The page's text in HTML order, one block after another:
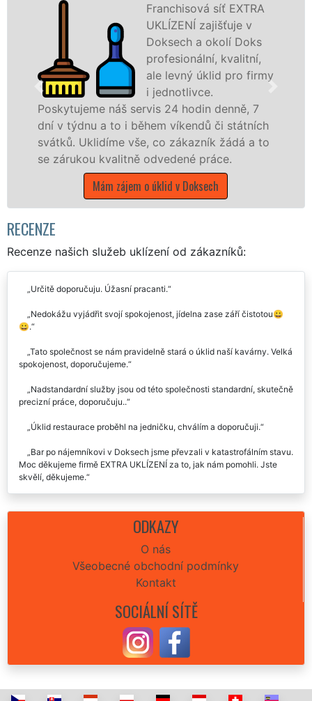
Franchisová síť EXTRA
UKLÍZENÍ zajišťuje v
Doksech a okolí Doks
profesionální, kvalitní,
ale levný úklid pro firmy
i jednotlivce.
servis 24 hodin denně, 7
i během víkendů či státních
vše, co zákazník žádá a to
odvedené práce.
zájem o úklid v Doksech
nabízíme pro
státní podniky,
Středočeském
RECENZE
Recenze našich služeb uklízení od zákazníků:
Určitě doporučuju. Úžasní pracanti.
Nedokážu vyjádřit svojí spokojenost, jídelna zase září čistotou😀
😀.
Tato společnost se nám pravidelně stará o úklid naší kavárny. Velká
spokojenost, doporučujeme.
Nadstandardní služby jsou od této společnosti standardní, skutečně
precizní práce, doporučuju..
Úklid restaurace proběhl na jedničku, chválím a doporučuji.
Bar po nájemníkovi v Doksech jsme převzali v katastrofálním stavu.
Moc děkujeme firmě EXTRA UKLÍZENÍ za to, jak nám pomohli. Jste
skvělí, děkujeme.
ODKAZY
O nás
Všeobecné obchodní podmínky
Kontakt
SOCIÁLNÍ SÍTĚ